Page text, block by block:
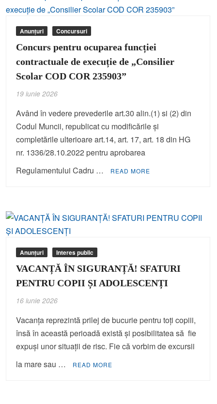
Anunțuri Concursuri
Concurs pentru ocuparea funcției
contractuale de execuție de „Consilier
Scolar COD COR 235903”
19 iunie 2026
Având în vedere prevederile art.30 alin.(1) si (2) din
Codul Muncii, republicat cu modificările şi
completările ulterioare art.14, art. 17, art. 18 din HG
nr. 1336/28.10.2022 pentru aprobarea
Regulamentului Cadru …
READ MORE
Anunțuri Interes public
VACANȚĂ ÎN SIGURANȚĂ! SFATURI
PENTRU COPII ȘI ADOLESCENȚI
16 iunie 2026
Vacanţa reprezintă prilej de bucurie pentru toți copiii,
însă în această perioadă există și posibilitatea să fie
expuşi unor situaţii de risc. Fie că vorbim de excursii
la mare sau …
READ MORE